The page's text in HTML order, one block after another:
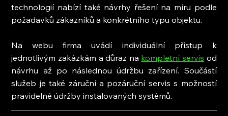
technologií nabízí také návrhy řešení na míru podle
požadavků zákazníků a konkrétního typu objektu.
Na webu firma uvádí individuální přístup k
jednotlivým zakázkám a důraz na kompletní servis od
návrhu až po následnou údržbu zařízení. Součástí
služeb je také záruční a pozáruční servis s možností
pravidelné údržby instalovaných systémů.